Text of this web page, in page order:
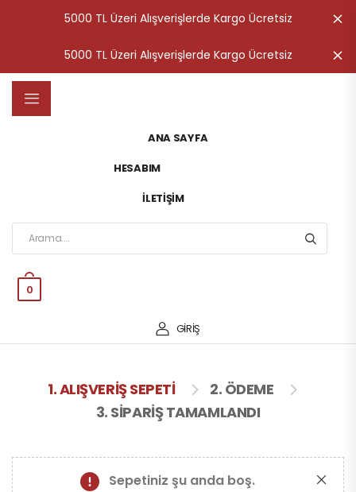
5000 TL Üzeri Alışverişlerde Kargo Ücretsiz
5000 TL Üzeri Alışverişlerde Kargo Ücretsiz
ANA SAYFA
HESABIM
İLETIŞIM
0
GİRİŞ
1. ALIŞVERIŞ SEPETI
2. ÖDEME
3. SIPARIŞ TAMAMLANDI
Sepetiniz şu anda boş.